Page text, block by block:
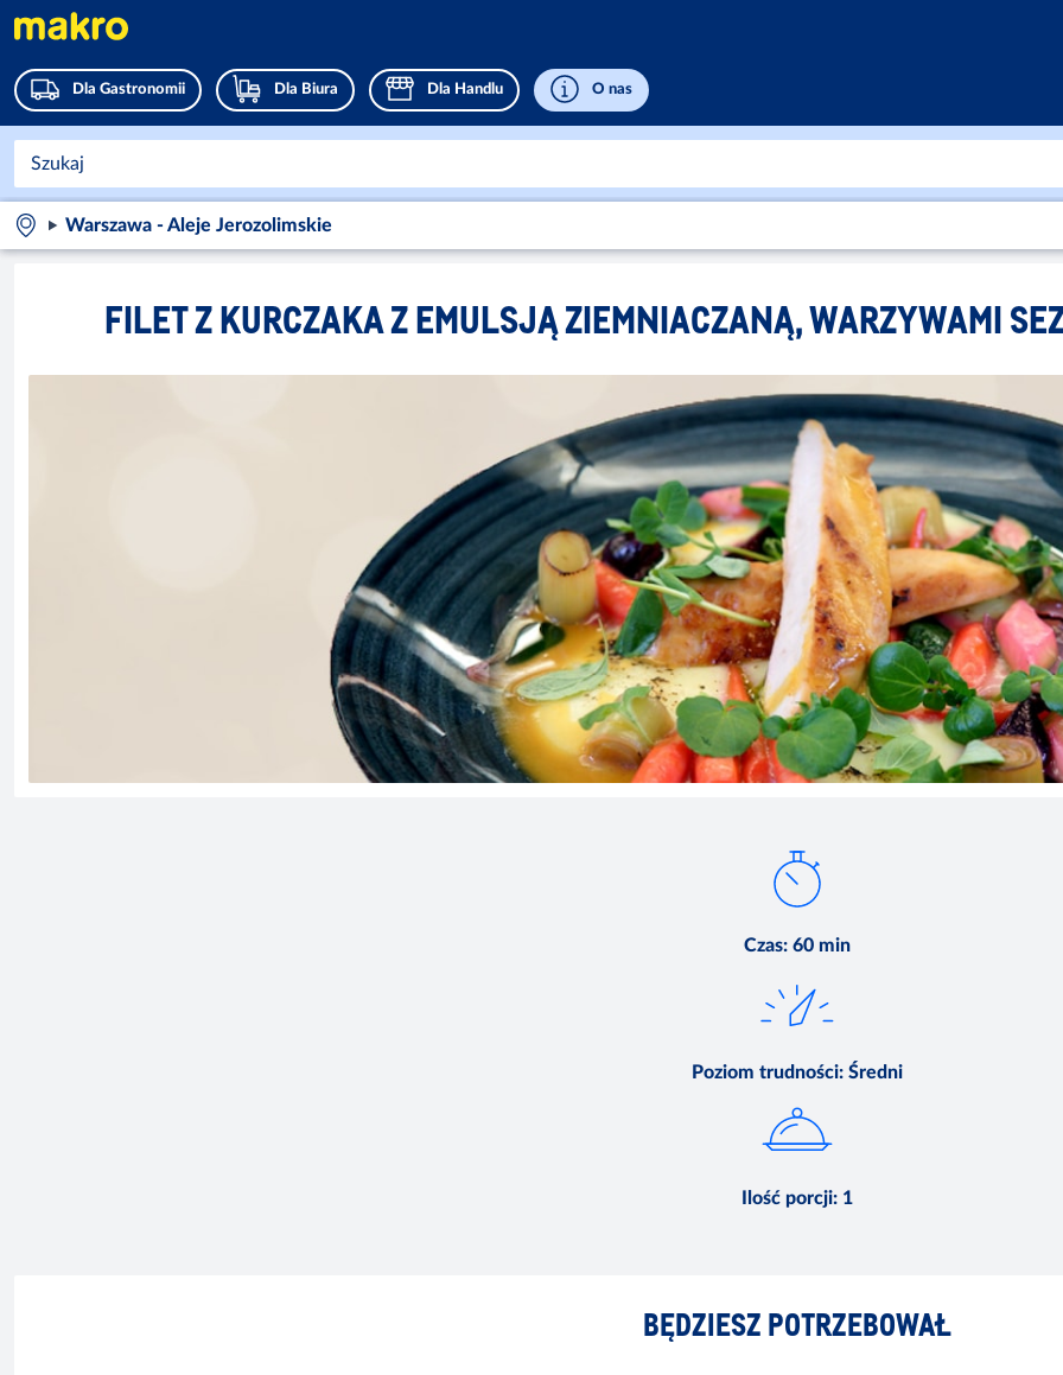
Dla Gastronomii Dla Biura Dla Handlu O nas
Warszawa - Aleje Jerozolimskie
FILET Z KURCZAKA Z EMULSJĄ ZIEMNIACZANĄ, WARZYWAMI
Czas: 60 min
Poziom trudności: Średni
Ilość porcji: 1
BĘDZIESZ POTRZEBOWAŁ